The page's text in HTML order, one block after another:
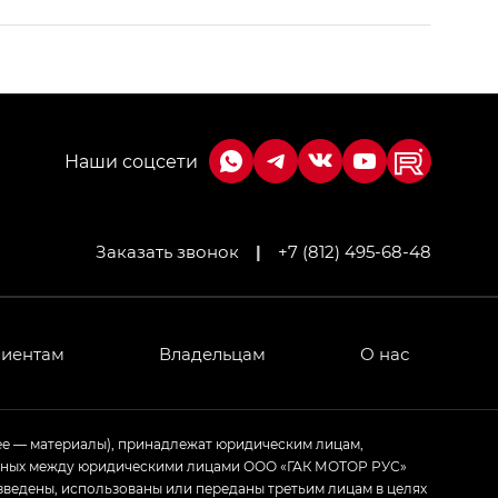
— GB AWD, Джи Эль Полный привод —
стиле — GL(S-Style)
Заказать звонок | +7 (812) 495-68-48
Владельцам О нас
— материалы), принадлежат юридическим лицам,
между юридическими лицами ООО «ГАК МОТОР РУС»
использованы или переданы третьим лицам в целях